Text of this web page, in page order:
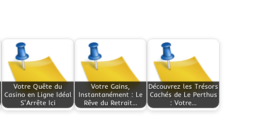
Votre Quête du
Casino en Ligne Idéal
S'Arrête Ici
Votre Gains,
Instantanément : Le
Rêve du Retrait…
Découvrez les Trésors
Cachés de Le Perthus
: Votre…